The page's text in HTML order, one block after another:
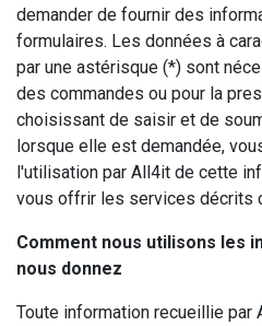
demander de fournir des
formulaires. Les données à
par une astérisque (*) sont
des commandes ou pour la
choisissant de saisir et de
lorsque elle est demandée,
l'utilisation par All4it de cette
vous offrir les services décrits
Comment nous utilisons les
nous donnez
Toute information recueillie par